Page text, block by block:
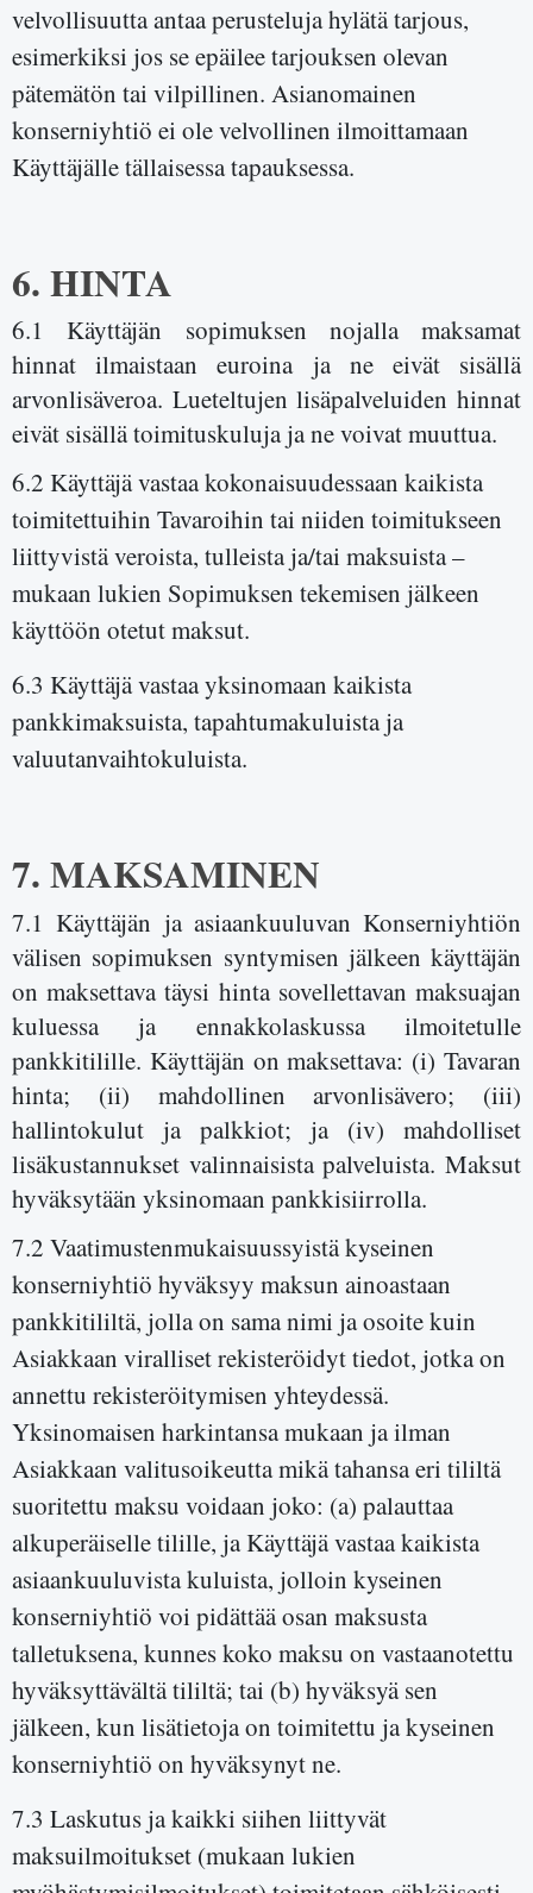
velvollisuutta antaa perusteluja hylätä tarjous,
esimerkiksi jos se epäilee tarjouksen olevan
pätemätön tai vilpillinen. Asianomainen
konserniyhtiö ei ole velvollinen ilmoittamaan
Käyttäjälle tällaisessa tapauksessa.
6. HINTA
6.1 Käyttäjän sopimuksen nojalla maksamat
hinnat ilmaistaan euroina ja ne eivät sisällä
arvonlisäveroa. Lueteltujen lisäpalveluiden hinnat
eivät sisällä toimituskuluja ja ne voivat muuttua.
6.2 Käyttäjä vastaa kokonaisuudessaan kaikista
toimitettuihin Tavaroihin tai niiden toimitukseen
liittyvistä veroista, tulleista ja/tai maksuista –
mukaan lukien Sopimuksen tekemisen jälkeen
käyttöön otetut maksut.
6.3 Käyttäjä vastaa yksinomaan kaikista
pankkimaksuista, tapahtumakuluista ja
valuutanvaihtokuluista.
7. MAKSAMINEN
7.1 Käyttäjän ja asiaankuuluvan Konserniyhtiön
välisen sopimuksen syntymisen jälkeen käyttäjän
on maksettava täysi hinta sovellettavan maksuajan
kuluessa ja ennakkolaskussa ilmoitetulle
pankkitilille. Käyttäjän on maksettava: (i) Tavaran
hinta; (ii) mahdollinen arvonlisävero; (iii)
hallintokulut ja palkkiot; ja (iv) mahdolliset
lisäkustannukset valinnaisista palveluista. Maksut
hyväksytään yksinomaan pankkisiirrolla.
7.2 Vaatimustenmukaisuussyistä kyseinen
konserniyhtiö hyväksyy maksun ainoastaan
pankkitililtä, jolla on sama nimi ja osoite kuin
Asiakkaan viralliset rekisteröidyt tiedot, jotka on
annettu rekisteröitymisen yhteydessä.
Yksinomaisen harkintansa mukaan ja ilman
Asiakkaan valitusoikeutta mikä tahansa eri tililtä
suoritettu maksu voidaan joko: (a) palauttaa
alkuperäiselle tilille, ja Käyttäjä vastaa kaikista
asiaankuuluvista kuluista, jolloin kyseinen
konserniyhtiö voi pidättää osan maksusta
talletuksena, kunnes koko maksu on vastaanotettu
hyväksyttävältä tililtä; tai (b) hyväksyä sen
jälkeen, kun lisätietoja on toimitettu ja kyseinen
konserniyhtiö on hyväksynyt ne.
7.3 Laskutus ja kaikki siihen liittyvät
maksuilmoitukset (mukaan lukien